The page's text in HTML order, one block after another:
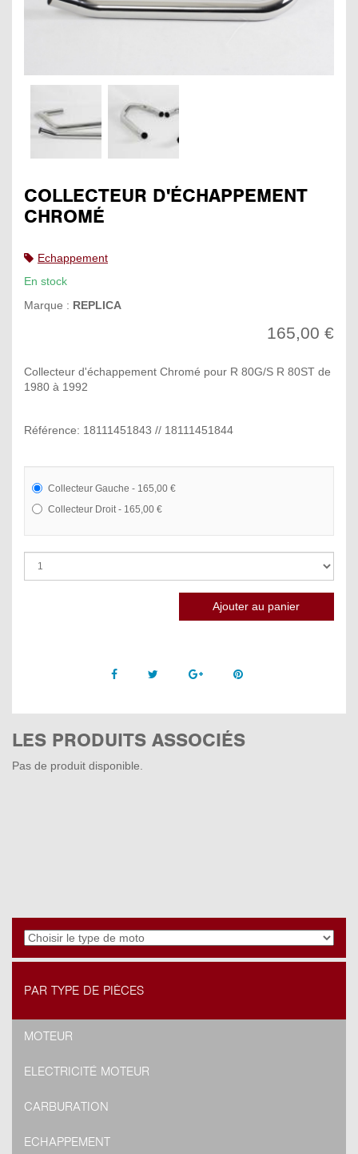
COLLECTEUR D'ÉCHAPPEMENT
CHROMÉ
Echappement
En stock
Marque : REPLICA
165,00 €
Collecteur d'échappement Chromé pour R 80G/S R 80ST de
1980 à 1992
Référence: 18111451843 // 18111451844
Collecteur Gauche - 165,00 €
Collecteur Droit - 165,00 €
Facebook Twitter Google +Pinterest
LES PRODUITS ASSOCIÉS
Pas de produit disponible.
PAR TYPE DE PIÈCES
MOTEUR
ELECTRICITÉ MOTEUR
CARBURATION
ECHAPPEMENT